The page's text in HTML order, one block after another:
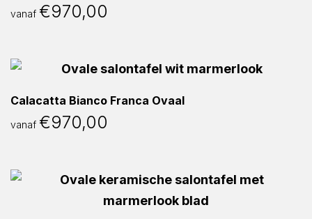
vanaf €970,00
Calacatta Bianco Franca Ovaal
vanaf €970,00